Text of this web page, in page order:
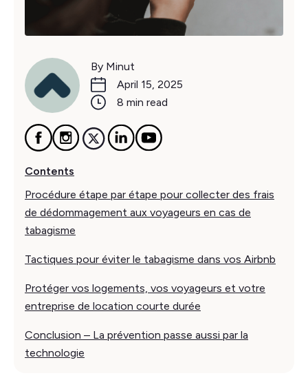
By Minut
April 15, 2025
8 min read
Contents
Procédure étape par étape pour collecter des frais
de dédommagement aux voyageurs en cas de
tabagisme
Tactiques pour éviter le tabagisme dans vos Airbnb
Protéger vos logements, vos voyageurs et votre
entreprise de location courte durée
Conclusion – La prévention passe aussi par la
technologie